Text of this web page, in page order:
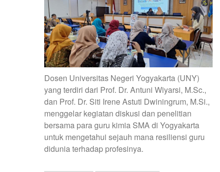
Dosen Universitas Negeri Yogyakarta (UNY)
yang terdiri dari Prof. Dr. Antuni Wiyarsi, M.Sc.,
dan Prof. Dr. Siti Irene Astuti Dwiningrum, M.Si.,
menggelar kegiatan diskusi dan penelitian
bersama para guru kimia SMA di Yogyakarta
untuk mengetahui sejauh mana resiliensi guru
didunia terhadap profesinya.